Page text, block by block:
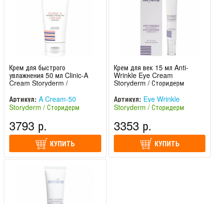
Крем для быстрого
увлажнения 50 мл Clinic-A
Cream Storyderm /
Сторидерм
Артикул: A Cream-50
Storyderm / Сторидерм
3793 р.
КУПИТЬ
Крем для век 15 мл Anti-
Wrinkle Eye Cream
Storyderm / Сторидерм
Артикул: Eye Wrinkle
Storyderm / Сторидерм
3353 р.
КУПИТЬ